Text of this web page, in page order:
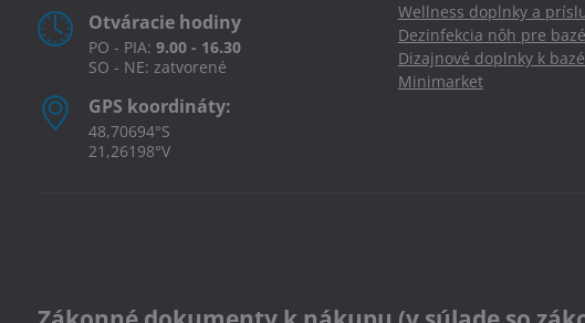
Otváracie hodiny
PO - PIA: 9.00 - 16.30
SO - NE: zatvorené
GPS koordináty:
48,70694°S
21,26198°V
Wellness doplnky a
Dezinfekcia nôh pre
Dizajnové doplnky k
Minimarket